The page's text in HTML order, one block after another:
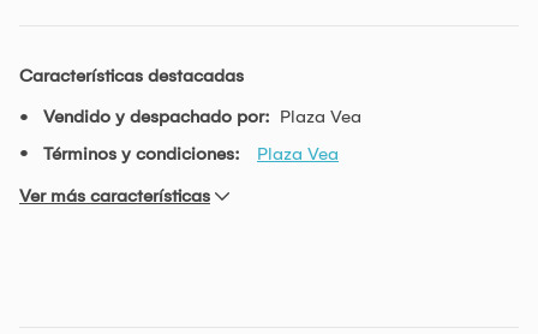
Características destacadas
Vendido y despachado por: Plaza Vea
Términos y condiciones:
Plaza Vea
Ver más características